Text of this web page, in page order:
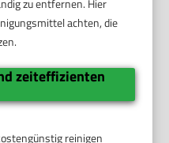
zu entfernen. Hier
achten, die
zeiteffizienten
reinigen